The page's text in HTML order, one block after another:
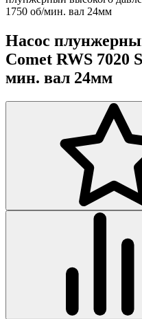
1750 об/мин. вал 24мм
Насос
Comet RWS 7020
мин. вал 24мм